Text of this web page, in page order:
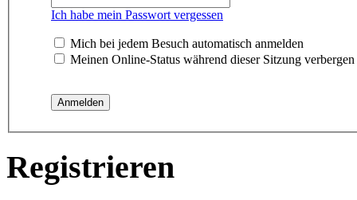
Ich habe mein Passwort vergessen
Mich bei jedem Besuch automatisch anmelden
Meinen Online-Status während dieser Sitzung verbergen
Registrieren